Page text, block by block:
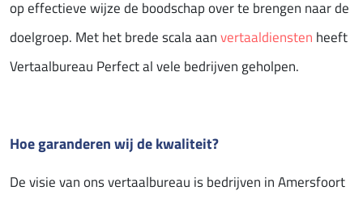
op effectieve wijze de boodschap over te brengen naar de
doelgroep. Met het brede scala aanvertaaldiensten heeft
Vertaalbureau Perfect al vele bedrijven geholpen.
Hoe garanderen wij de kwaliteit?
De visie van ons vertaalbureau is bedrijven in Amersfoort